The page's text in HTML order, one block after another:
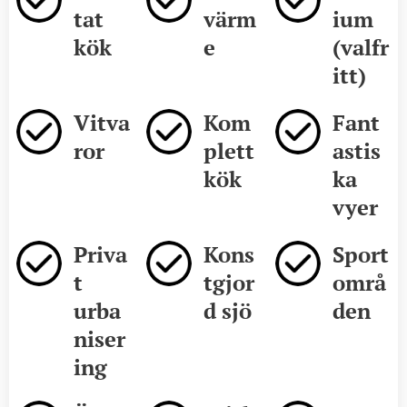
tat
kök
värm
e
ium
(valfr
itt)
Vitva
ror
Kom
plett
kök
Fant
astis
ka
vyer
Priva
t
urba
niser
ing
Kons
tgjor
d sjö
Sport
områ
den